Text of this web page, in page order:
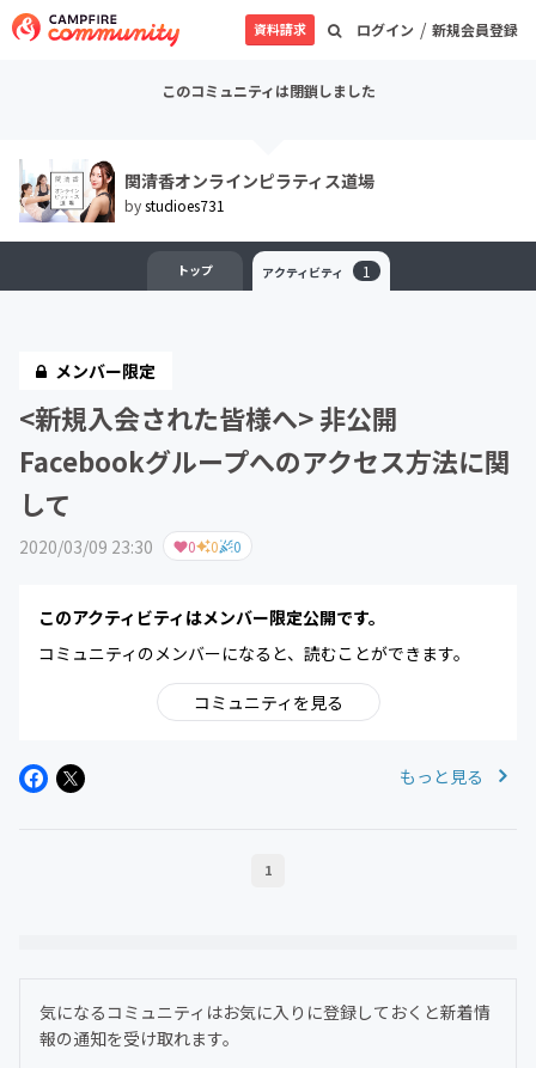
ログイン / 新規会員登録
資料請求
このコミュニティは閉鎖しました
関清香オンラインピラティス道場
bystudioes731
トップ アクティビティ 1
メンバー限定
<新規入会された皆様へ> 非公開
Facebookグループへのアクセス方法に関
して
2020/03/09 23:30 0 0 0
このアクティビティはメンバー限定公開です。
コミュニティのメンバーになると、読むことができます。
コミュニティを見る
もっと見る
1
気になるコミュニティはお気に入りに登録しておくと新着情
報の通知を受け取れます。